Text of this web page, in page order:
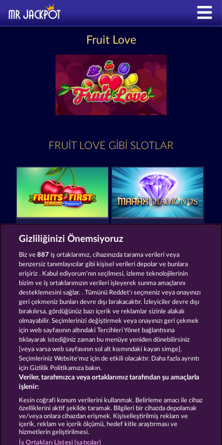
Fruit Love
FRUIT LOVE GIBI SLOTLAR
Fruits First Diamond Treasures Maaax Diamonds
7 Supernova Fruits New Limits Tower of Power
Hüküm ve Koşullar
Gizlilik ve Çerez Bildirimi Künye Şirket
SSS
İptal talebini gönder
Gizliliğinizi Önemsiyoruz
Biz ve887 iş ortaklarımız, cihazınızda tarama verileri veya
benzersiz tanımlayıcılar gibi kişisel verileri depolar ve bunlara
erişiriz . Kabul ediyorum'nın seçilmesi, izleme teknolojilerinin
bizim ve iş ortaklarımızın verileri işleyerek sunma amaçlarını
desteklemesini sağlar. . Tümünü Reddet'ı seçmeniz veya onayınızı
geri çekmeniz bunları devre dışı bırakacaktır. İzleyiciler devre dışı
bırakılırsa, gördüğünüz bazı içerik ve reklamlar sizinle alakalı
olmayabilir. Seçimlerinizi değiştirmek veya onayınızı geri çekmek
için web sayfasının altındaki Tercihleri Yönet bağlantısına
tıklayarak istediğiniz zaman bu menüye yeniden dönebilirsiniz
[veya varsa web sayfasının sol alt kısmındaki kayan simge].
Seçimleriniz Website'mız için de etkili olacaktır. Daha fazla ayrıntı
için Gizlilik Politikamıza bakın.
Veriler, tarafımızca veya ortaklarımız tarafından şu amaçlarla
işlenir:
Kesin coğrafi konum verilerini kullanmak. Belirleme amacı ile cihaz
özelliklerini aktif şekilde taramak. Bilgileri bir cihazda depolamak
ve/veya onlara cihazdan erişmek. Kişiselleştirilmiş reklam ve
içerik, reklam ve içerik ölçümü, hedef kitle araştırması ve
hizmetlerin geliştirilmesi.
İş Ortakları Listesi (satıcılar)